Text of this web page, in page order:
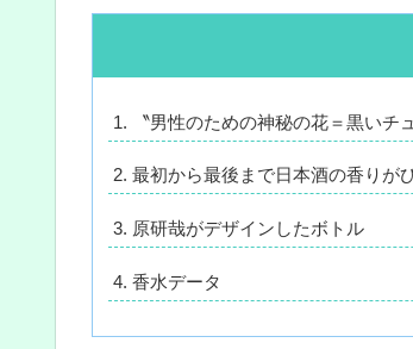
〝男性のための神秘の花＝黒いチ
最初から最後まで日本酒の香りが
原研哉がデザインしたボトル
香水データ